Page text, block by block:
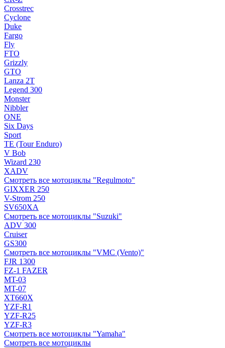
Crosstrec
Cyclone
Duke
Fargo
Fly
FTO
Grizzly
GTO
Lanza 2T
Legend 300
Monster
Nibbler
ONE
Six Days
Sport
TE (Tour Enduro)
V Bob
Wizard 230
XADV
Смотреть все мотоциклы "Regulmoto"
GIXXER 250
V-Strom 250
SV650XA
Смотреть все мотоциклы "Suzuki"
ADV 300
Cruiser
GS300
Смотреть все мотоциклы "VMC (Vento)"
FJR 1300
FZ-1 FAZER
MT-03
MT-07
XT660X
YZF-R1
YZF-R25
YZF-R3
Смотреть все мотоциклы "Yamaha"
Смотреть все мотоциклы